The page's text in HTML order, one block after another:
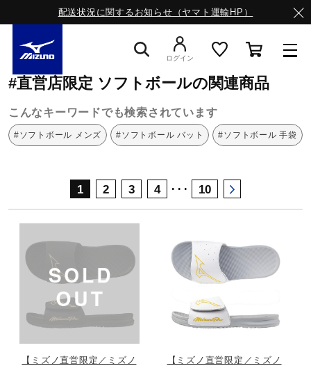
配送状況に関するお知らせ（ヤマト運輸HP）
ライフスタイルウエア
ランニング
サッカー／フットサル
トレーニング
野球
ログイン
ミズノ公式オンライン ソフトボール
#直営店限定 ソフトボールの関連商品
こんなキーワードでも検索されています
#ソフトボール メンズ #ソフトボール バット #ソフトボール 手袋
1 2 3 4 ･･･ 10
【ミズノ直営限定／ミズノ
【ミズノ直営限定／ミズノ